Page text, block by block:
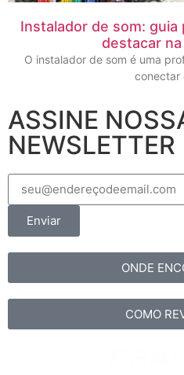
Instalador de som: guia
destacar
O instalador de som é uma
conectar
ASSINE
NEWSLETTER
Enviar
ONDE
COMO